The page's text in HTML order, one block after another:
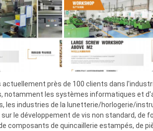
actuellement près de 100 clients dans
notamment les systèmes informatiques et
les industries de la lunetterie/horlogerie/
le développement de vis non standard, de
composants de quincaillerie estampés, de